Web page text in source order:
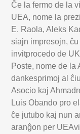
Ĉe la fermo de la
UEA, nome la
E. Raola, Aleks
siajn impresojn,
invitprocedo de
Poste, nome de la
dankesprimoj al
Asocio kaj
Luis Obando pro
ĉe jutubo kaj nun
aranĝon per